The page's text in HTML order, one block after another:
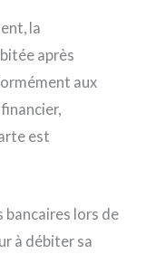
la
après
aux
est
lors de
à débiter sa